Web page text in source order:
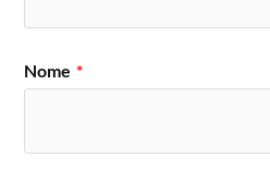
Nome *